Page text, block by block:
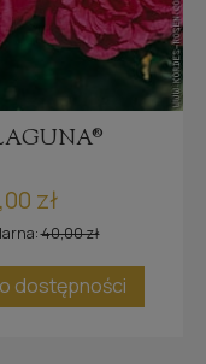
zł
40,00 zł
dostępności